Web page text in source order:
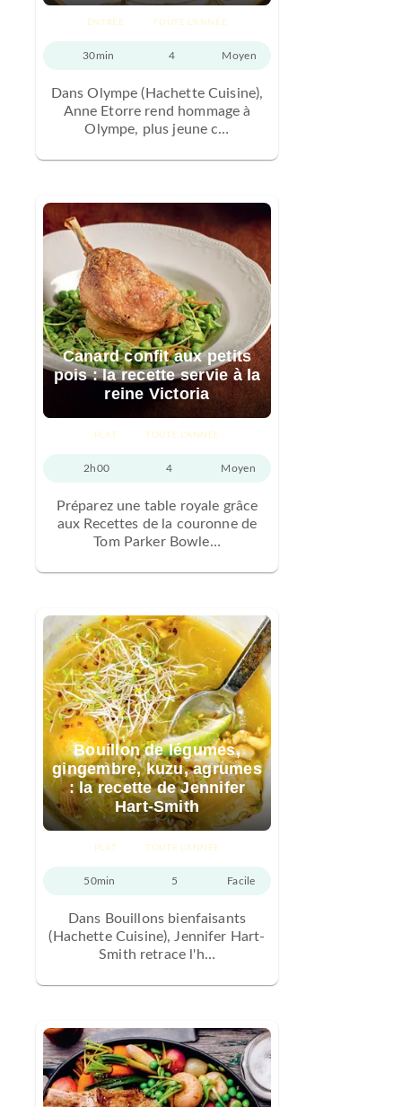
ENTRÉE TOUTE L'ANNÉE
30min 4 Moyen
Dans Olympe (Hachette Cuisine),
Anne Etorre rend hommage à
Olympe, plus jeune c…
Canard confit aux petits
pois : la recette servie à la
reine Victoria
PLAT TOUTE L'ANNÉE
2h00 4 Moyen
Préparez une table royale grâce
aux Recettes de la couronne de
Tom Parker Bowle…
Bouillon de légumes,
gingembre, kuzu, agrumes
: la recette de Jennifer
Hart-Smith
PLAT TOUTE L'ANNÉE
50min 5 Facile
Dans Bouillons bienfaisants
(Hachette Cuisine), Jennifer Hart-
Smith retrace l'h…